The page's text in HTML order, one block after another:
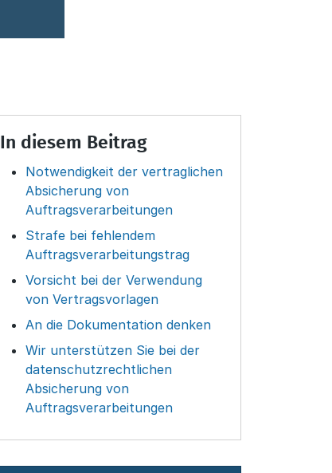
In diesem Beitrag
Notwendigkeit der vertraglichen
Absicherung von
Auftragsverarbeitungen
Strafe bei fehlendem
Auftragsverarbeitungstrag
Vorsicht bei der Verwendung
von Vertragsvorlagen
An die Dokumentation denken
Wir unterstützen Sie bei der
datenschutzrechtlichen
Absicherung von
Auftragsverarbeitungen